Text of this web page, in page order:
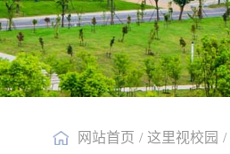
网站首页 / 这里视校园 /